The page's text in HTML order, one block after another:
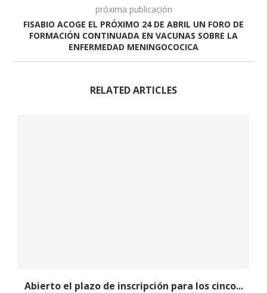
próxima publicación
FISABIO ACOGE EL PRÓXIMO 24 DE ABRIL UN FORO DE
FORMACIÓN CONTINUADA EN VACUNAS SOBRE LA
ENFERMEDAD MENINGOCOCICA
RELATED ARTICLES
Abierto el plazo de inscripción para los cinco...